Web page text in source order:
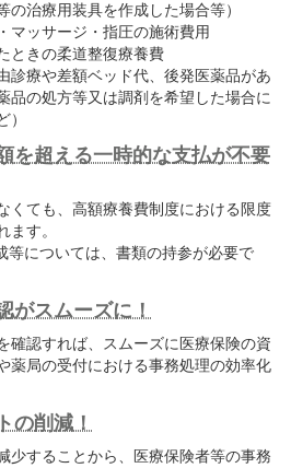
の治療用装具を作成した場合等）
マッサージ・指圧の施術費用
ときの柔道整復療養費
診療や差額ベッド代、後発医薬品があ
品の処方等又は調剤を希望した場合に
）
を超える一時的な支払が不要
くても、高額療養費制度における限度
ます。
については、書類の持参が必要で
がスムーズに！
確認すれば、スムーズに医療保険の資
薬局の受付における事務処理の効率化
の削減！
少することから、医療保険者等の事務